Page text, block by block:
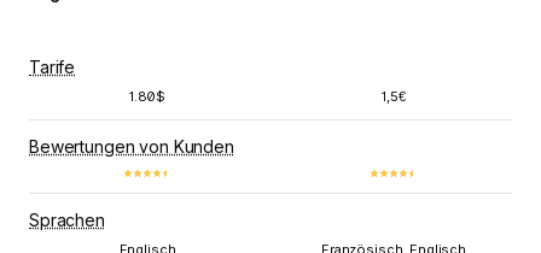
Tarife
1.80$ 1,5€
Bewertungen von Kunden
Sprachen
Englisch Französisch, Englisch